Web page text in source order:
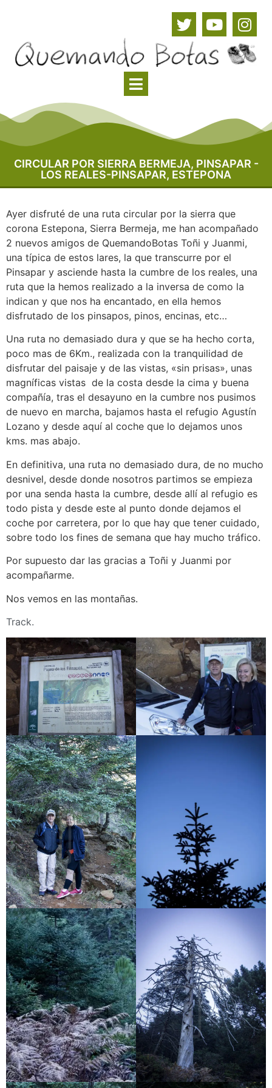
CIRCULAR POR SIERRA BERMEJA, PINSAPAR -
LOS REALES-PINSAPAR, ESTEPONA
Ayer disfruté de una ruta circular por la sierra que
corona Estepona, Sierra Bermeja, me han acompañado
2 nuevos amigos de QuemandoBotas Toñi y Juanmi,
una típica de estos lares, la que transcurre por el
Pinsapar y asciende hasta la cumbre de los reales, una
ruta que la hemos realizado a la inversa de como la
indican y que nos ha encantado, en ella hemos
disfrutado de los pinsapos, pinos, encinas, etc…
Una ruta no demasiado dura y que se ha hecho corta,
poco mas de 6Km., realizada con la tranquilidad de
disfrutar del paisaje y de las vistas, «sin prisas», unas
magníficas vistas de la costa desde la cima y buena
compañía, tras el desayuno en la cumbre nos pusimos
de nuevo en marcha, bajamos hasta el refugio Agustín
Lozano y desde aquí al coche que lo dejamos unos
kms. mas abajo.
En definitiva, una ruta no demasiado dura, de no mucho
desnivel, desde donde nosotros partimos se empieza
por una senda hasta la cumbre, desde allí al refugio es
todo pista y desde este al punto donde dejamos el
coche por carretera, por lo que hay que tener cuidado,
sobre todo los fines de semana que hay mucho tráfico.
Por supuesto dar las gracias a Toñi y Juanmi por
acompañarme.
Nos vemos en las montañas.
Track.